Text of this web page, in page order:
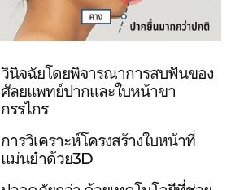
วินิจฉัยโดยพิจารณาการสบฟันของ
ศัลยแพทย์ปากและใบหน้าขา
กรรไกร
การวิเคราะห์โครงสร้างใบหน้าที่
แม่นยำด้วย3D